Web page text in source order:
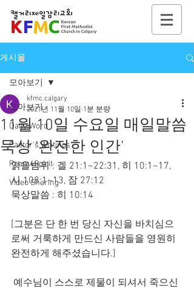
게시물
모아보기
Daily Word
Pastor's Writings
Poem4Spirit
Video Sharing
모아보기
11월 10일 수요일 매일말씀
묵상 ‘완전한 인간’
kfmc.calgary
2021년 11월 10일 1분 분량
읽을범위 : 겔 21:1~22:31, 히 10:1~17,
시 108:1~13, 잠 27:12
묵상말씀 : 히 10:14
[그분은 단 한 번 당신 자신을 바치심으
로써 거룩하게 만드신 사람들을 영원히
완전하게 해주셨습니다.]